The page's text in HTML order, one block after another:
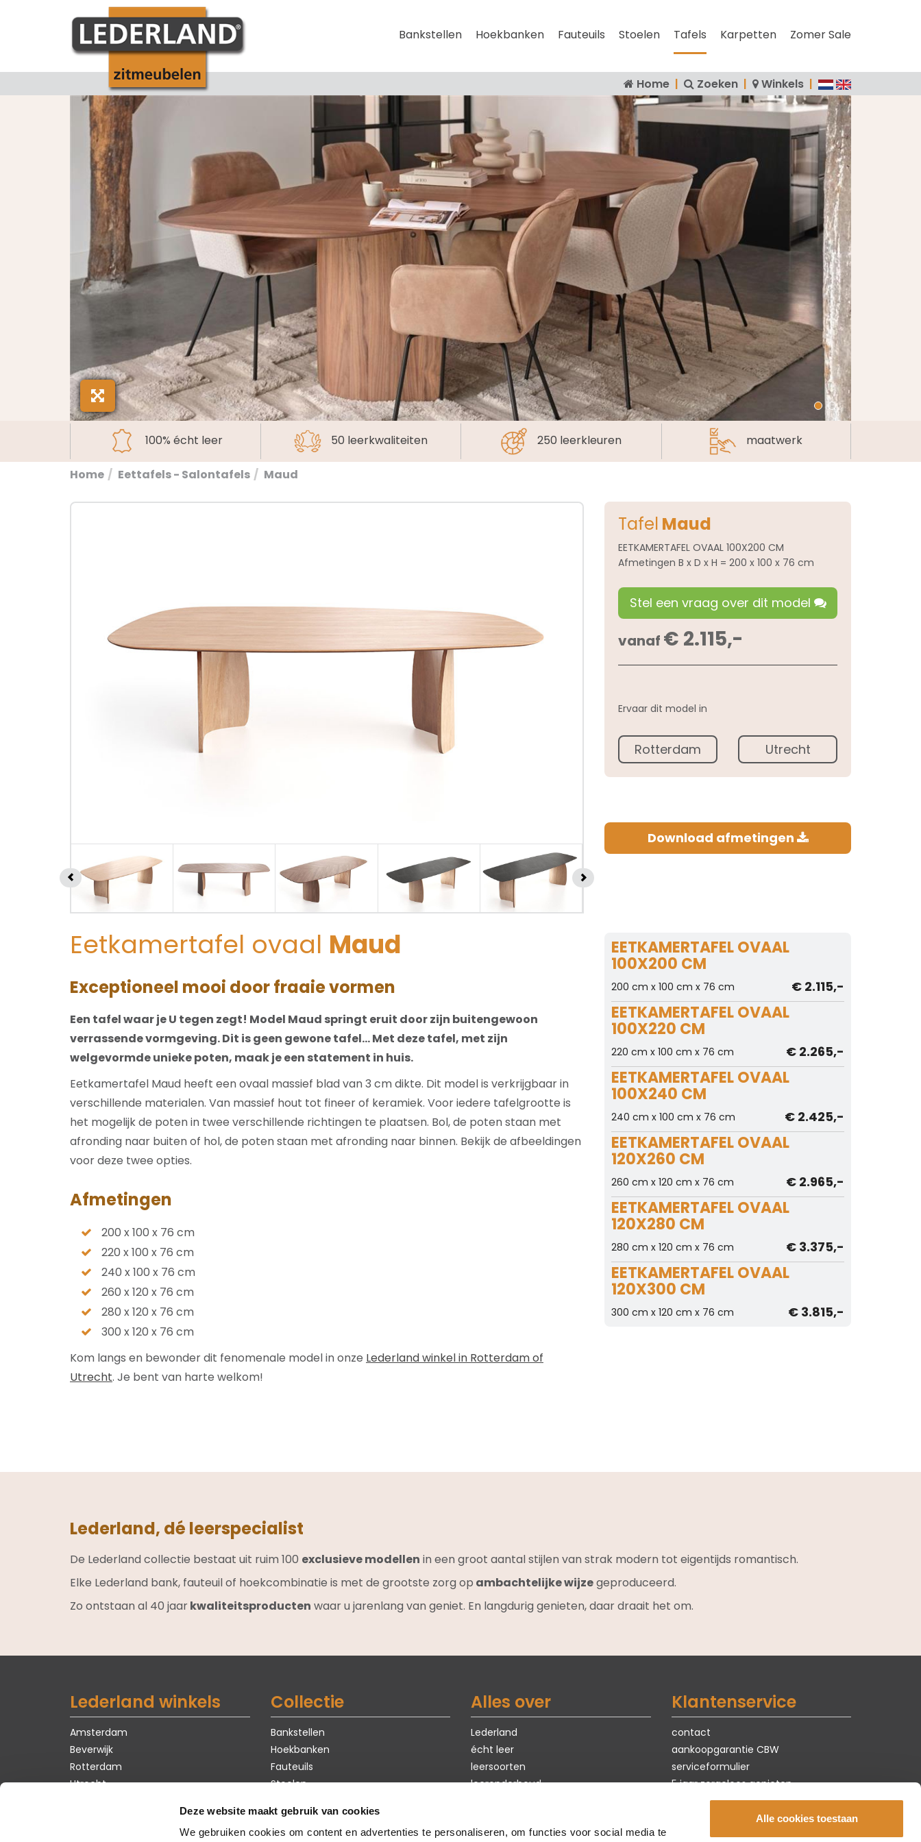
Deze website maakt gebruik van cookies
We gebruiken cookies om content en advertenties te personaliseren, om functies voor social media te
Alle cookies toestaan
Bankstellen Hoekbanken Fauteuils Stoelen Tafels Karpetten Zomer Sale
Home | Zoeken | Winkels |
100% écht leer 50 leerkwaliteiten 250 leerkleuren maatwerk
Home Eettafels - Salontafels Maud
Tafel Maud
EETKAMERTAFEL OVAAL 100X200 CM
Afmetingen B x D x H = 200 x 100 x 76 cm
Stel een vraag over dit model
vanaf € 2.115,-
Ervaar dit model in
Rotterdam Utrecht
Download afmetingen
Eetkamertafel ovaal Maud
Exceptioneel mooi door fraaie vormen
Een tafel waar je U tegen zegt! Model Maud springt eruit door zijn buitengewoon
verrassende vormgeving. Dit is geen gewone tafel… Met deze tafel, met zijn
welgevormde unieke poten, maak je een statement in huis.
Eetkamertafel Maud heeft een ovaal massief blad van 3 cm dikte. Dit model is verkrijgbaar in
verschillende materialen. Van massief hout tot fineer of keramiek. Voor iedere tafelgrootte is
het mogelijk de poten in twee verschillende richtingen te plaatsen. Bol, de poten staan met
afronding naar buiten of hol, de poten staan met afronding naar binnen. Bekijk de afbeeldingen
voor deze twee opties.
Afmetingen
200 x 100 x 76 cm
220 x 100 x 76 cm
240 x 100 x 76 cm
260 x 120 x 76 cm
280 x 120 x 76 cm
300 x 120 x 76 cm
Kom langs en bewonder dit fenomenale model in onze Lederland winkel in Rotterdam of
Utrecht. Je bent van harte welkom!
EETKAMERTAFEL OVAAL
100X200 CM
200 cm x 100 cm x 76 cm € 2.115,-
EETKAMERTAFEL OVAAL
100X220 CM
220 cm x 100 cm x 76 cm € 2.265,-
EETKAMERTAFEL OVAAL
100X240 CM
240 cm x 100 cm x 76 cm € 2.425,-
EETKAMERTAFEL OVAAL
120X260 CM
260 cm x 120 cm x 76 cm € 2.965,-
EETKAMERTAFEL OVAAL
120X280 CM
280 cm x 120 cm x 76 cm € 3.375,-
EETKAMERTAFEL OVAAL
120X300 CM
300 cm x 120 cm x 76 cm € 3.815,-
Lederland, dé leerspecialist
De Lederland collectie bestaat uit ruim 100 exclusieve modellen in een groot aantal stijlen van strak modern tot eigentijds romantisch.
Elke Lederland bank, fauteuil of hoekcombinatie is met de grootste zorg op ambachtelijke wijzegeproduceerd.
Zo ontstaan al 40 jaarkwaliteitsproducten waar u jarenlang van geniet. En langdurig genieten, daar draait het om.
Lederland winkels
Amsterdam
Beverwijk
Rotterdam
Utrecht
Collectie
Bankstellen
Hoekbanken
Fauteuils
Stoelen
Karpetten
Zomer Sale
Alles over
Lederland
écht leer
leersoorten
leeronderhoud
maatwerk
Klantenservice
contact
aankoopgarantie CBW
serviceformulier
5 jaar zorgeloos genieten
privacy & cookies